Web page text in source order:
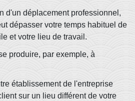
d'un déplacement professionnel,
dépasser votre temps habituel de
et votre lieu de travail.
produire, par exemple, à
établissement de l'entreprise
sur un lieu différent de votre